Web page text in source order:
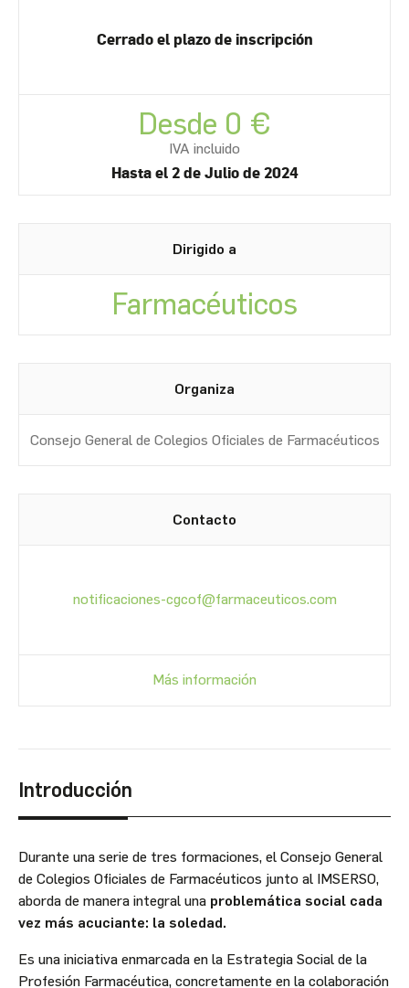
Cerrado el plazo de inscripción
Desde 0 €
IVA incluido
Hasta el 2 de Julio de 2024
Dirigido a
Farmacéuticos
Organiza
Consejo General de Colegios Oficiales de Farmacéuticos
Contacto
notificaciones-cgcof@farmaceuticos.com
Más información
Introducción
Durante una serie de tres formaciones, el Consejo General
de Colegios Oficiales de Farmacéuticos junto al IMSERSO,
aborda de manera integral una problemática social cada
vez más acuciante: la soledad.
Es una iniciativa enmarcada en la Estrategia Social de la
Profesión Farmacéutica, concretamente en la colaboración